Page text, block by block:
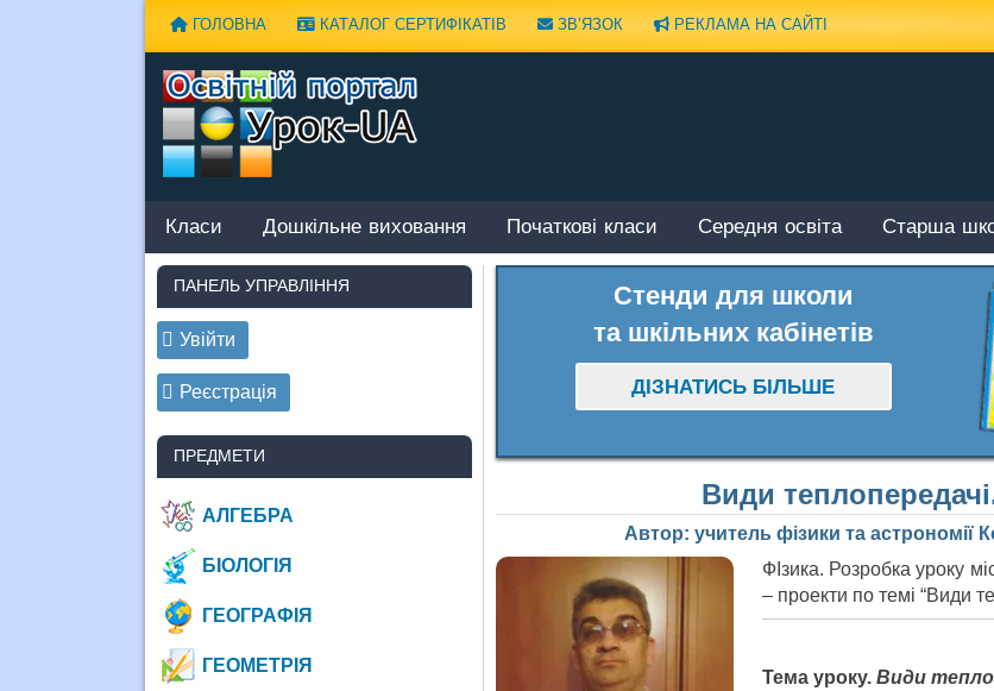
ГОЛОВНА КАТАЛОГ СЕРТИФІКАТІВ ЗВ’ЯЗОК РЕКЛАМА НА САЙТІ
Класи Дошкільне виховання Початкові класи Середня освіта Старша
Стенди для школи
та шкільних кабінетів
ДІЗНАТИСЬ БІЛЬШЕ
Види
Автор: учитель фізики та
ФІзика. Розробка уроку
– проекти по темі “Види
Тема уроку. Види
ПАНЕЛЬ УПРАВЛІННЯ
Увійти
Реєстрація
ПРЕДМЕТИ
АЛГЕБРА
БІОЛОГІЯ
ГЕОГРАФІЯ
ГЕОМЕТРІЯ